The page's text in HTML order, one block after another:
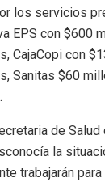
los servicios
EPS con $600
CajaCopi con
Sanitas $60
de
la
trabajarán